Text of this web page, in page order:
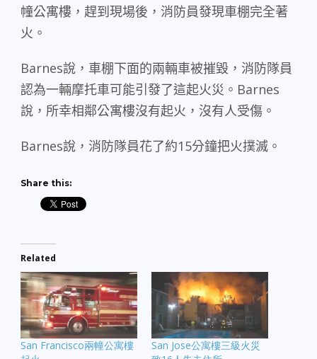
幢公寓樓，趕到現場後，消防員發現車棚完全著
火。
Barnes說，車棚下面的兩輛車被摧毀，消防隊員
認為一輛摩托車可能引發了這起火災。 Barnes
說，所幸相鄰公寓樓沒有起火，沒有人受傷。
Barnes說，消防隊員花了約15分鐘把火撲滅。
Share this:
Related
San Francisco兩幢公寓樓
San Jose公寓樓三級火災